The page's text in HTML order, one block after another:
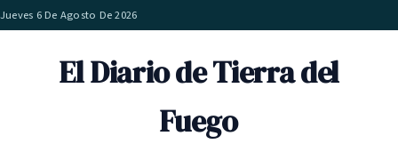
Jueves 6 De Agosto De 2026
El Diario de Tierra del
Fuego